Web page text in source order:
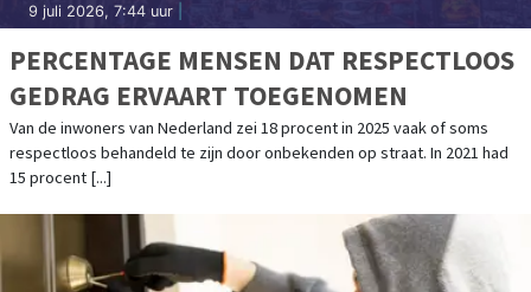
9 juli 2026, 7:44 uur
PERCENTAGE MENSEN DAT RESPECTLOOS
GEDRAG ERVAART TOEGENOMEN
Van de inwoners van Nederland zei 18 procent in 2025 vaak of soms
respectloos behandeld te zijn door onbekenden op straat. In 2021 had
15 procent [...]